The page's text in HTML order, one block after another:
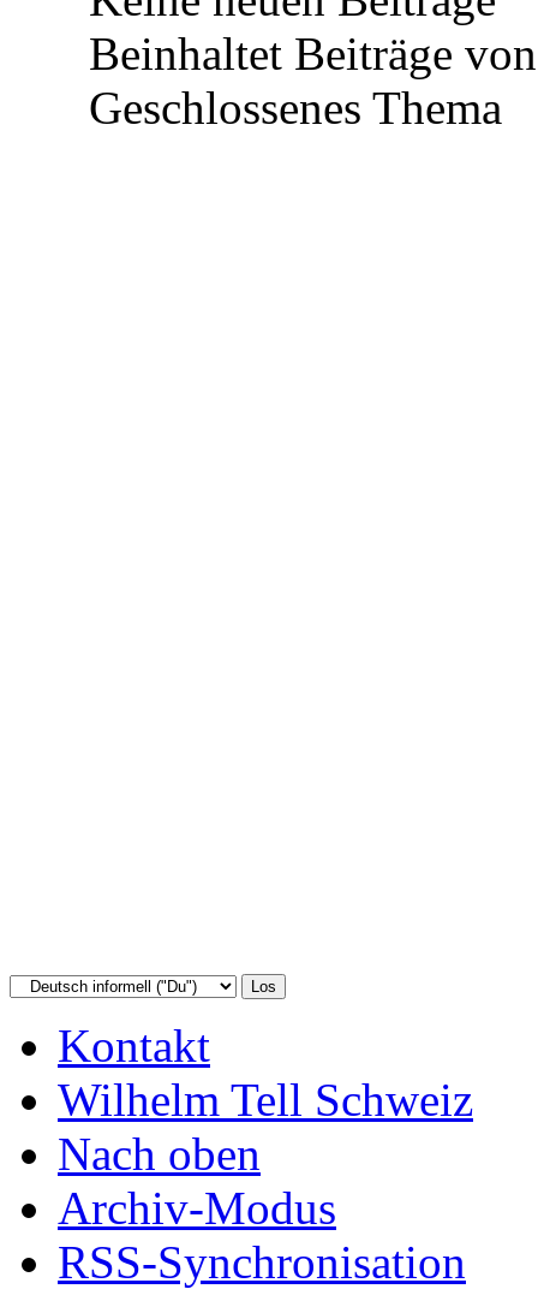
Beinhaltet Beiträge
Geschlossenes Thema
Kontakt
Wilhelm Tell Schweiz
Nach oben
Archiv-Modus
RSS-Synchronisation